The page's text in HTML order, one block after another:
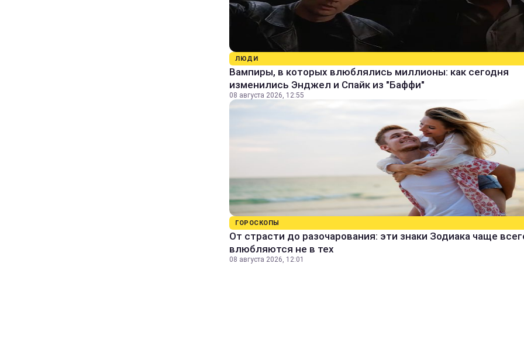
ЛЮДИ
Вампиры, в которых влюблялись миллионы: как сегодня
изменились Энджел и Спайк из "Баффи"
08 августа 2026, 12:55
ГОРОСКОПЫ
От страсти до разочарования: эти знаки Зодиака чаще
влюбляются не в тех
08 августа 2026, 12:01